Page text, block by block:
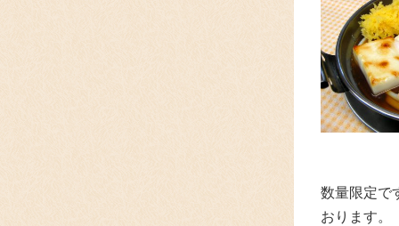
数量限定で
おります。